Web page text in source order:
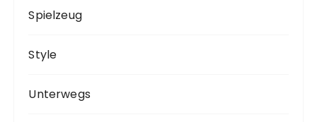
Spielzeug
Style
Unterwegs